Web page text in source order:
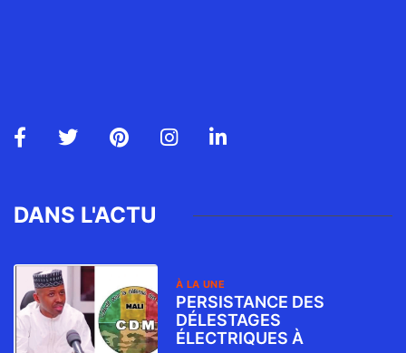
DANS L'ACTU
À LA UNE
PERSISTANCE DES
DÉLESTAGES
ÉLECTRIQUES À